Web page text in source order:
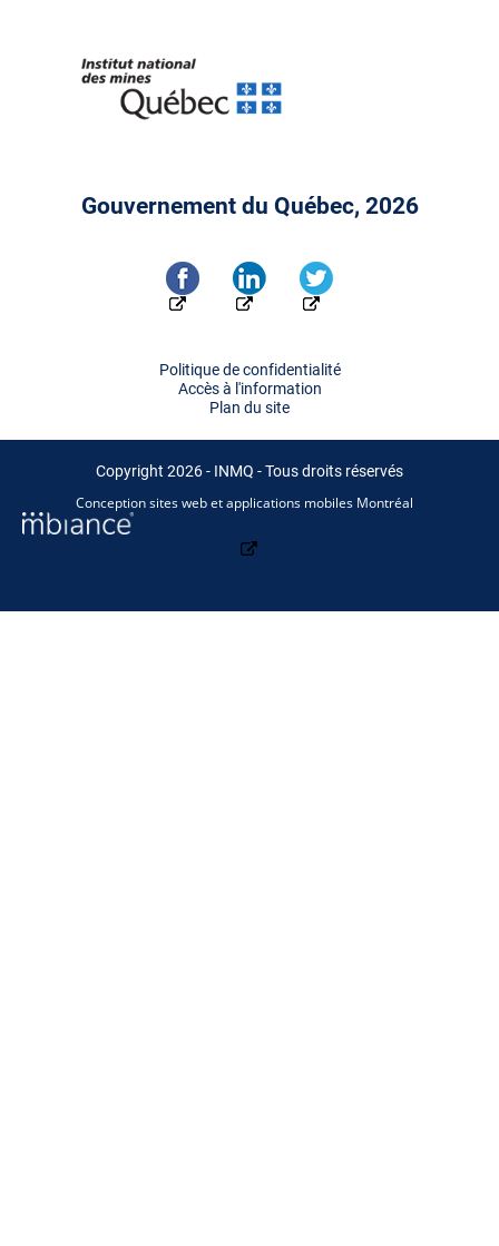
Gouvernement du Québec, 2026
Politique de confidentialité
Accès à l'information
Plan du site
Copyright 2026 - INMQ - Tous droits réservés
Conception sites web et applications mobiles Montréal